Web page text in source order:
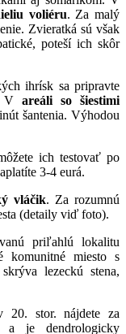
voliéru. Za malý
Zvieratká sú však
poteší ich skôr
ihrísk sa pripravte
V areáli so šiestimi
šantenia. Výhodou
ich testovať po
3-4 eurá.
vláčik. Za rozumnú
(detaily viď foto).
priľahlú lokalitu
miesto s
lezeckú stena,
stor. nájdete za
a je dendrologicky